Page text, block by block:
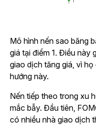
Mô hình nến sao băng
giá tại điểm 1. Điều này
giao dịch tăng giá, vì
hướng này.
Nến tiếp theo trong xu
mắc bẫy. Đầu tiên,
có nhiều nhà giao dịch